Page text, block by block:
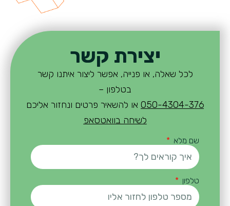
יצירת קשר
לכל שאלה, או פנייה, אפשר ליצור איתנו קשר
בטלפון –
050-4304-376 או להשאיר פרטים ונחזור אליכם
לשיחה בוואטסאפ
שם מלא
טלפון